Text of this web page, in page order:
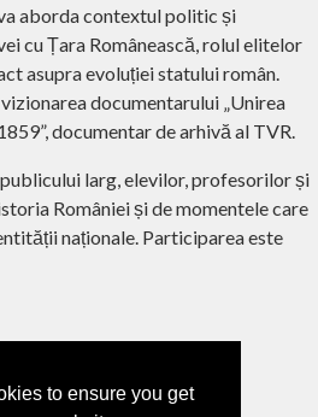
to ensure you get
aborda contextul politic și
cu Țara Românească, rolul elitelor
asupra evoluției statului român.
documentarului „Unirea
documentar de arhivă al TVR.
larg, elevilor, profesorilor și
României și de momentele care
naționale. Participarea este